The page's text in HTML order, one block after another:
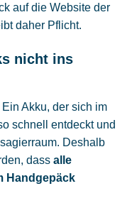
auf die Website der
daher Pflicht.
nicht ins
Akku, der sich im
schnell entdeckt und
Deshalb
dass alle
Handgepäck